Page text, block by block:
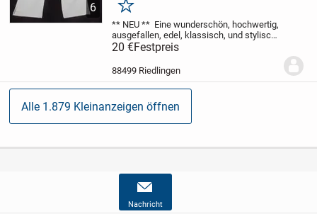
Nachricht
6 Merken
** NEU ** Eine wunderschön, hochwertig,
ausgefallen, edel, klassisch, und stylisch
natur- weiß * ivory
Dreiviertel * Stiefel * Capri
Waist * HOSE ...
20 €Festpreis
88499 Riedlingen
Alle 1.879 Kleinanzeigen öffnen